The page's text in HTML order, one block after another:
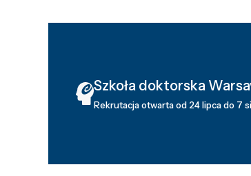
Szkoła doktorska
Rekrutacja otwarta od 24 lipca do 7